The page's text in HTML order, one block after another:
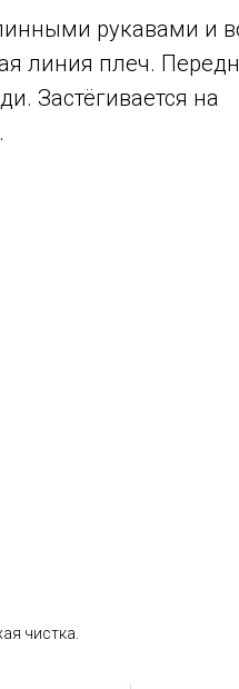
рукавами и
линия плеч.
Застёгивается на
чистка.